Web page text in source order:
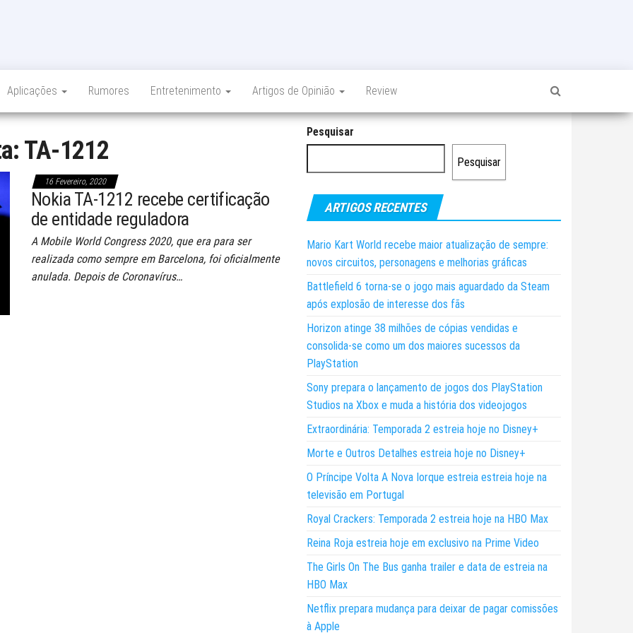
Aplicações Rumores Entretenimento Artigos de Opinião Review
TA-1212
16 Fevereiro, 2020
Nokia TA-1212 recebe certificação
de entidade reguladora
A Mobile World Congress 2020, que era para ser
realizada como sempre em Barcelona, foi oficialmente
anulada. Depois de Coronavírus…
Pesquisar
Pesquisar
ARTIGOS RECENTES
Mario Kart World recebe maior atualização de sempre:
novos circuitos, personagens e melhorias gráficas
Battlefield 6 torna-se o jogo mais aguardado da Steam
após explosão de interesse dos fãs
Horizon atinge 38 milhões de cópias vendidas e
consolida-se como um dos maiores sucessos da
PlayStation
Sony prepara o lançamento de jogos dos PlayStation
Studios na Xbox e muda a história dos videojogos
Extraordinária: Temporada 2 estreia hoje no Disney+
Morte e Outros Detalhes estreia hoje no Disney+
O Príncipe Volta A Nova Iorque estreia estreia hoje na
televisão em Portugal
Royal Crackers: Temporada 2 estreia hoje na HBO Max
Reina Roja estreia hoje em exclusivo na Prime Video
The Girls On The Bus ganha trailer e data de estreia na
HBO Max
Netflix prepara mudança para deixar de pagar comissões
à Apple